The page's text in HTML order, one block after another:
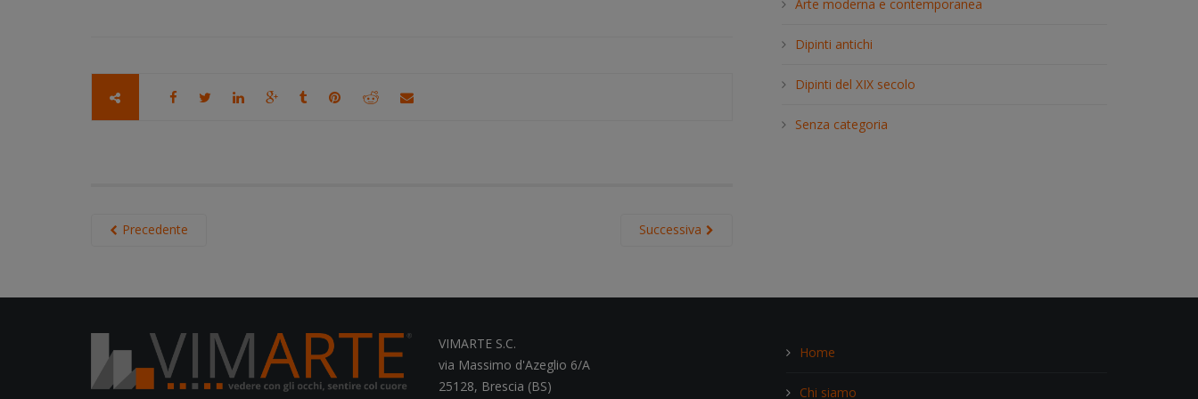
Successiva
Precedente
h
Arte moderna e contemporanea
Dipinti antichi
Dipinti del XIX secolo
Senza categoria
VIMARTE S.C.
via Massimo d'Azeglio 6/A
25128, Brescia (BS)
Home
Chi siamo